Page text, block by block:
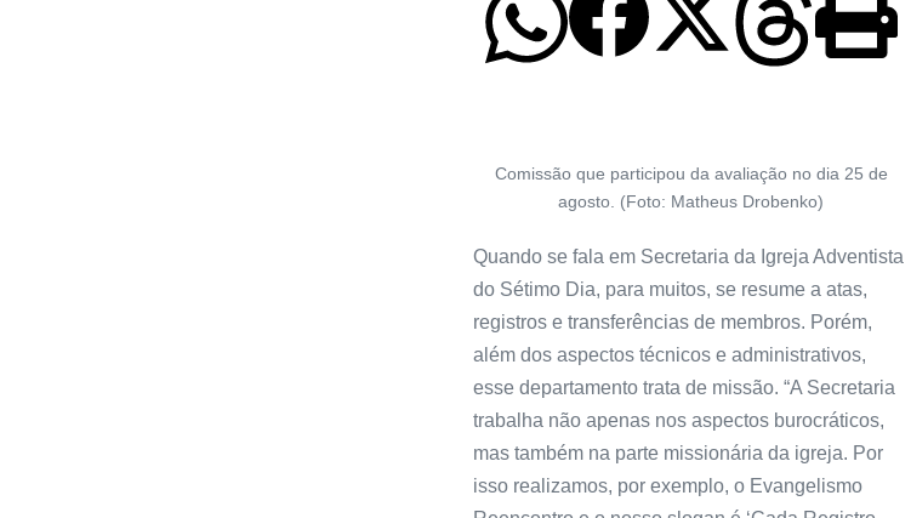
Comissão que participou da avaliação no dia 25 de
agosto. (Foto: Matheus Drobenko)
Quando se fala em Secretaria da Igreja Adventista
do Sétimo Dia, para muitos, se resume a atas,
registros e transferências de membros. Porém,
além dos aspectos técnicos e administrativos,
esse departamento trata de missão. “A Secretaria
trabalha não apenas nos aspectos burocráticos,
mas também na parte missionária da igreja. Por
isso realizamos, por exemplo, o Evangelismo